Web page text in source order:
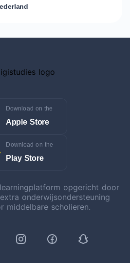
Download on the
Apple Store
Download on the
Play Store
opgericht door
onderwijsondersteuning
middelbare scholieren.